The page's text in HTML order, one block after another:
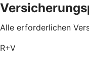
Alle erforderlichen
R+V